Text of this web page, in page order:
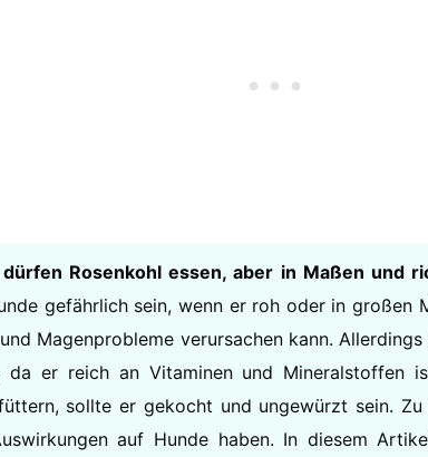
dürfen Rosenkohl essen, aber in Maßen und
gefährlich sein, wenn er roh oder in großen
Magenprobleme verursachen kann.
da er reich an Vitaminen und Mineralstoffen
sollte er gekocht und ungewürzt sein.
auf Hunde haben. In diesem